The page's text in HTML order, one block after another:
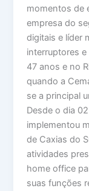
momentos de
empresa do
digitais e líder
interruptores
47 anos e no
quando a
se a principal
Desde o dia
implementou
de Caxias do
atividades
home office
suas funções